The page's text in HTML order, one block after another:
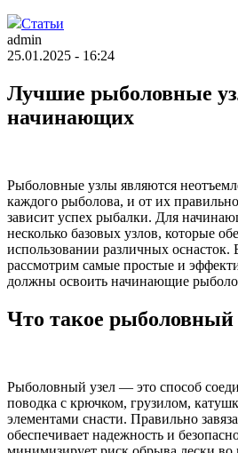
Статьи
admin
25.01.2025 - 16:24
Лучшие рыболовные
начинающих
Рыболовные узлы являются
каждого рыболова, и от их
зависит успех рыбалки. Для
несколько базовых узлов, которые
использовании различных оснасток.
рассмотрим самые простые и
должны освоить начинающие
Что такое рыболовный
Рыболовный узел — это способ
поводка с крючком, грузилом,
элементами снасти. Правильно
обеспечивает надежность и